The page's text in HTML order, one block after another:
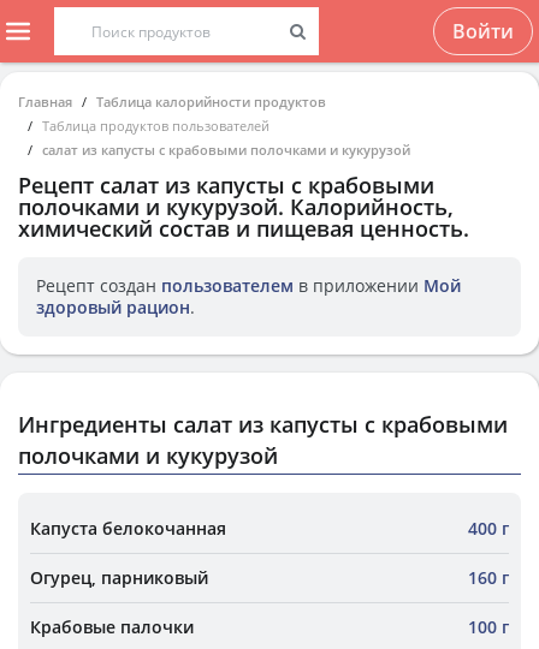
Войти
Главная
Таблица калорийности продуктов
Таблица продуктов пользователей
салат из капусты с крабовыми полочками и кукурузой
Рецепт салат из капусты с крабовыми
полочками и кукурузой. Калорийность,
химический состав и пищевая ценность.
Рецепт создан пользователем в приложении Мой
здоровый рацион.
Ингредиенты салат из капусты с крабовыми
полочками и кукурузой
Капуста белокочанная 400 г
Огурец, парниковый 160 г
Крабовые палочки 100 г